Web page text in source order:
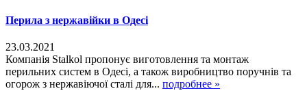
Перила з нержавійки в Одесі
23.03.2021
Компанія Stalkol пропонує виготовлення та монтаж
перильних систем в Одесі, а також виробництво поручнів та
огорож з нержавіючої сталі для... подробнее »